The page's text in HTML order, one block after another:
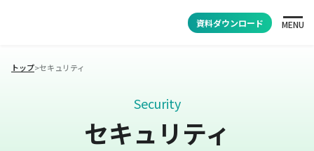
資料ダウンロード MENU
トップ>セキュリティ
Security
セキュリティ